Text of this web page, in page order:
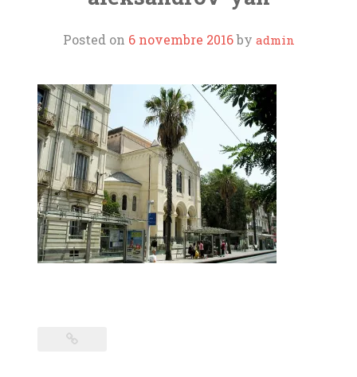
ORGUES
SOUTIENS ET LIENS
CONTACT
Posted on 6 novembre 2016by admin